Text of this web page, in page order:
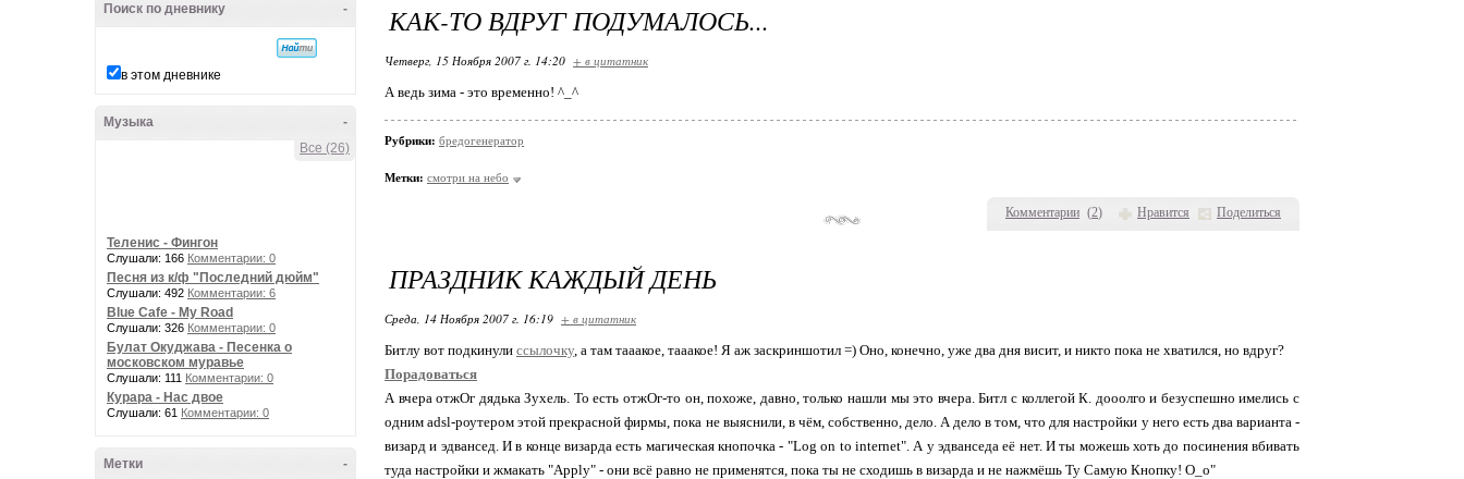
-
Поиск по дневнику
в этом дневнике
-
Музыка
Все (26)
Теленис - Фингон
Слушали: 166 Комментарии: 0
Песня из к/ф "Последний дюйм"
Слушали: 492 Комментарии: 6
Blue Cafe - My Road
Слушали: 326 Комментарии: 0
Булат Окуджава - Песенка о
московском муравье
Слушали: 111 Комментарии: 0
Курара - Нас двое
Слушали: 61 Комментарии: 0
-
Метки
Комментарии (2) Нравится Поделиться
КАК-ТО ВДРУГ ПОДУМАЛОСЬ...
Четверг, 15 Ноября 2007 г. 14:20 + в цитатник
А ведь зима - это временно! ^_^
Рубрики: бредогенератор
Метки: смотри на небо
ПРАЗДНИК КАЖДЫЙ ДЕНЬ
Среда, 14 Ноября 2007 г. 16:19 + в цитатник
Битлу вот подкинули ссылочку, а там тааакое, тааакое! Я аж заскриншотил =) Оно, конечно, уже два дня висит, и никто пока не хватился, но вдруг?
Порадоваться
А вчера отжОг дядька Зухель. То есть отжОг-то он, похоже, давно, только нашли мы это вчера. Битл с коллегой К. дооолго и безуспешно имелись с
одним adsl-роутером этой прекрасной фирмы, пока не выяснили, в чём, собственно, дело. А дело в том, что для настройки у него есть два варианта -
визард и эдвансед. И в конце визарда есть магическая кнопочка - "Log on to internet". А у эдванседа её нет. И ты можешь хоть до посинения вбивать
туда настройки и жмакать "Apply" - они всё равно не применятся, пока ты не сходишь в визарда и не нажмёшь Ту Самую Кнопку! О_о"